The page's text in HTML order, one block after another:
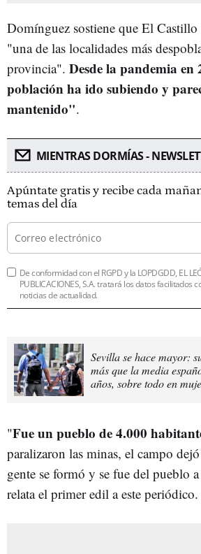
Domínguez sostiene que El Castillo
"una de las localidades más
provincia". Desde la pandemia en
población ha ido subiendo y
mantenido".
MIENTRAS DORMÍAS -
Apúntate gratis y recibe cada
temas del día
De conformidad con el RGPD y la LOPDGDD, EL
PUBLICACIONES, S.A. tratará los datos facilitados
noticias de actualidad.
Sevilla se hace mayor:
más que la media
años, sobre todo en
"Fue un pueblo de 4.000
paralizaron las minas, el campo
gente se formó y se fue del pueblo
relata el primer edil a este periódico.